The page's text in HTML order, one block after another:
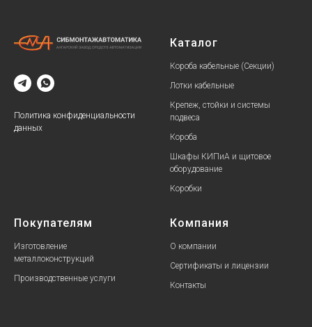
Политика конфиденциальности
данных
Каталог
Короба кабельные (Секции)
Лотки кабельные
Крепеж, стойки и системы
подвеса
Короба
Шкафы КИПиА и щитовое
оборудование
Коробки
Покупателям
Изготовление
металлоконструкций
Производственные услуги
Компания
О компании
Сертификаты и лицензии
Контакты